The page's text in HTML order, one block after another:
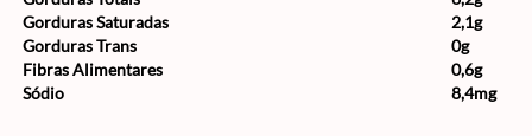
Gorduras Saturadas
2,1g
Gorduras Trans
0g
Fibras Alimentares
0,6g
Sódio
8,4mg